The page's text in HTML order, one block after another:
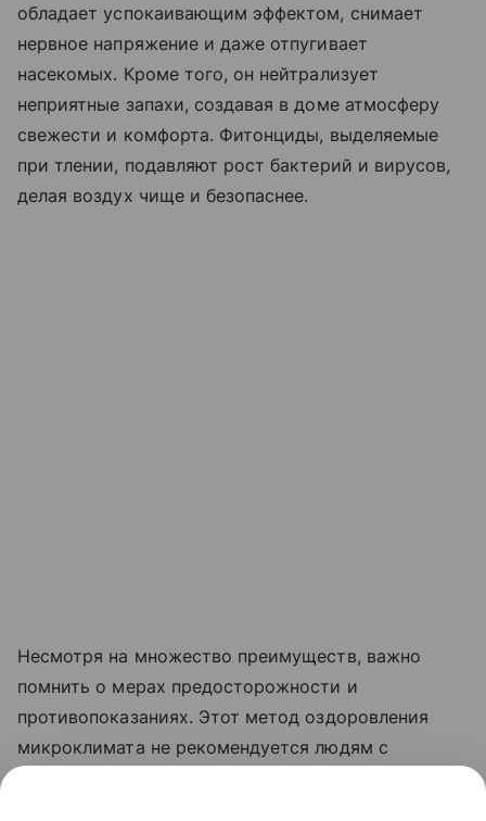
обладает успокаивающим эффектом, снимает
нервное напряжение и даже отпугивает
насекомых. Кроме того, он нейтрализует
неприятные запахи, создавая в доме атмосферу
свежести и комфорта. Фитонциды, выделяемые
при тлении, подавляют рост бактерий и вирусов,
делая воздух чище и безопаснее.
Несмотря на множество преимуществ, важно
помнить о мерах предосторожности и
противопоказаниях. Этот метод оздоровления
микроклимата не рекомендуется людям с